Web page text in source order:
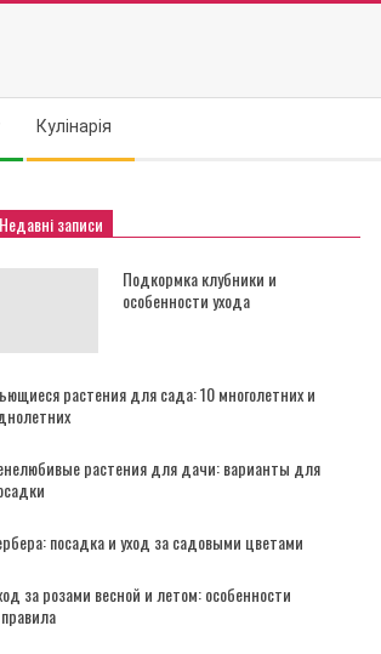
Кулінарія
Недавні записи
Подкормка клубники и
особенности ухода
растения для сада: 10 многолетних и
растения для дачи: варианты для
посадка и уход за садовыми цветами
за розами весной и летом: особенности